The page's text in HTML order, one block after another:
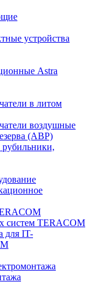
устройства
Astra
в литом
воздушные
(АВР)
систем TERACOM
для IT-